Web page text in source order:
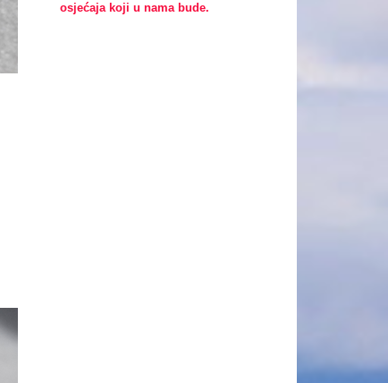
osjećaja koji u nama bude.